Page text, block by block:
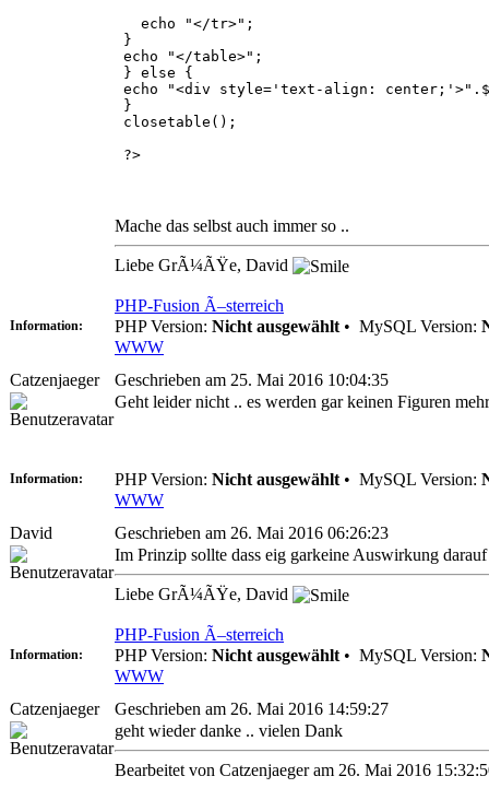
echo "</tr>";
}
echo "</table>";
} else {
echo "<div style='text-align:
}
closetable();
?>
Mache das selbst auch immer so ..
Liebe GrÃ¼ÃŸe, David
PHP-Fusion Ã–sterreich
Information: PHP Version: Nicht ausgewählt • MySQL Version:
WWW
Catzenjaeger
Geschrieben am 25. Mai 2016 10:04:35
Geht leider nicht .. es werden gar keinen Figuren
Information: PHP Version: Nicht ausgewählt • MySQL Version:
WWW
David
Geschrieben am 26. Mai 2016 06:26:23
Im Prinzip sollte dass eig garkeine Auswirkung
Liebe GrÃ¼ÃŸe, David
PHP-Fusion Ã–sterreich
Information: PHP Version: Nicht ausgewählt • MySQL Version:
WWW
Catzenjaeger
Geschrieben am 26. Mai 2016 14:59:27
geht wieder danke .. vielen Dank
Bearbeitet von Catzenjaeger am 26. Mai 2016